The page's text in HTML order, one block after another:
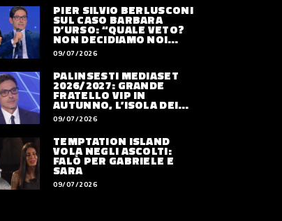
PIER SILVIO BERLUSCONI
SUL CASO BARBARA
D’URSO: “QUALE VETO?
NON DECIDIAMO NOI
DOVE LAVORERÀ”
09/07/2026
PALINSESTI MEDIASET
2026/2027: GRANDE
FRATELLO VIP IN
AUTUNNO, L’ISOLA DEI
FAMOSI SLITTA AL 2027
09/07/2026
TEMPTATION ISLAND
VOLA NEGLI ASCOLTI:
FALÒ PER GABRIELE E
SARA
09/07/2026